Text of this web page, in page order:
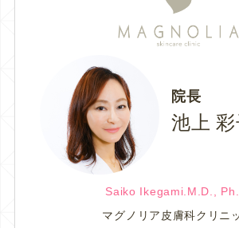
院長
池上 彩
Saiko Ikegami.M.D.,
マグノリア皮膚科クリニ